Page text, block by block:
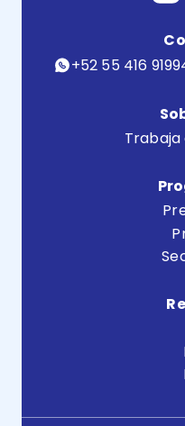
+52 55 416